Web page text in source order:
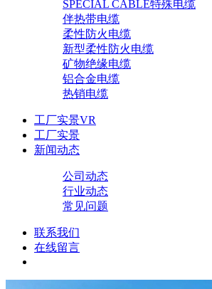
SPECIAL CABLE特殊电缆
伴热带电缆
柔性防火电缆
新型柔性防火电缆
矿物绝缘电缆
铝合金电缆
热销电缆
工厂实景VR
工厂实景
新闻动态
公司动态
行业动态
常见问题
联系我们
在线留言